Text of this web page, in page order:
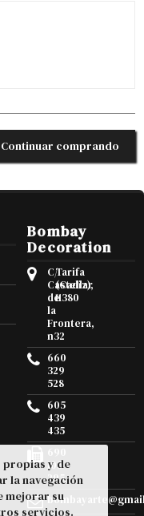
Continuar comprando
Bombay
Decoration
C/
Castellar
de
la
Frontera,
n32
Tarifa
(Cadiz),
11380
660
329
528
605
439
435
105
295
propias y de
la navegación
mejorar su
servicios.